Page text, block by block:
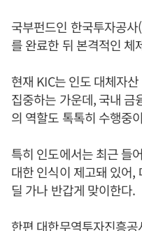
국부펀드인 한국투자공
를 완료한 뒤 본격적인 체
현재 KIC는 인도 대체자
집중하는 가운데, 국내 금
의 역할도 톡톡히 수행중
특히 인도에서는 최근 들
대한 인식이 제고돼 있어,
딜 가나 반갑게 맞이한다.
한편 대한무역투자진흥